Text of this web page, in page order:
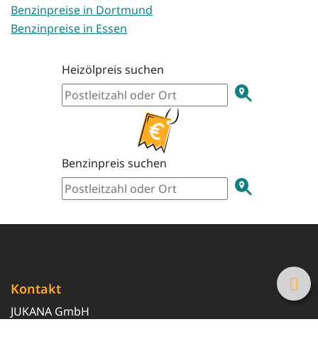
Benzinpreise in Dortmund
Benzinpreise in Essen
Heizölpreis suchen
Benzinpreis suchen
Kontakt
JUKANA GmbH